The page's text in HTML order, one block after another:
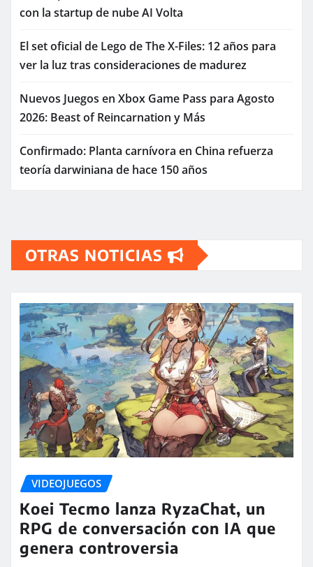
con la startup de nube AI Volta
El set oficial de Lego de The X-Files: 12 años para
ver la luz tras consideraciones de madurez
Nuevos Juegos en Xbox Game Pass para Agosto
2026: Beast of Reincarnation y Más
Confirmado: Planta carnívora en China refuerza
teoría darwiniana de hace 150 años
OTRAS NOTICIAS
VIDEOJUEGOS
Koei Tecmo lanza RyzaChat, un
RPG de conversación con IA que
genera controversia